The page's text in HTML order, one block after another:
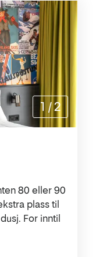
80 eller 90
plass til
For inntil
1 /2